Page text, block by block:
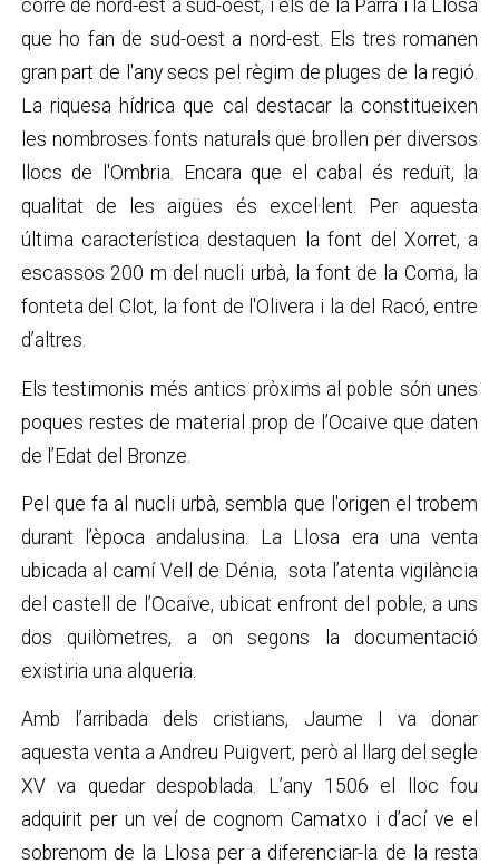
corre de nord-est a sud-oest, i els de la Parra i la Llosa
que ho fan de sud-oest a nord-est. Els tres romanen
gran part de l'any secs pel règim de pluges de la regió.
La riquesa hídrica que cal destacar la constitueixen
les nombroses fonts naturals que brollen per diversos
llocs de l'Ombria. Encara que el cabal és reduït, la
qualitat de les aigües és excel·lent. Per aquesta
última característica destaquen la font del Xorret, a
escassos 200 m del nucli urbà, la font de la Coma, la
fonteta del Clot, la font de l'Olivera i la del Racó, entre
d’altres.
Els testimonis més antics pròxims al poble són unes
poques restes de material prop de l’Ocaive que daten
de l’Edat del Bronze.
Pel que fa al nucli urbà, sembla que l'origen el trobem
durant l’època andalusina. La Llosa era una venta
ubicada al camí Vell de Dénia, sota l’atenta vigilància
del castell de l’Ocaive, ubicat enfront del poble, a uns
dos quilòmetres, a on segons la documentació
existiria una alqueria.
Amb l’arribada dels cristians, Jaume I va donar
aquesta venta a Andreu Puigvert, però al llarg del segle
XV va quedar despoblada. L’any 1506 el lloc fou
adquirit per un veí de cognom Camatxo i d’ací ve el
sobrenom de la Llosa per a diferenciar-la de la resta